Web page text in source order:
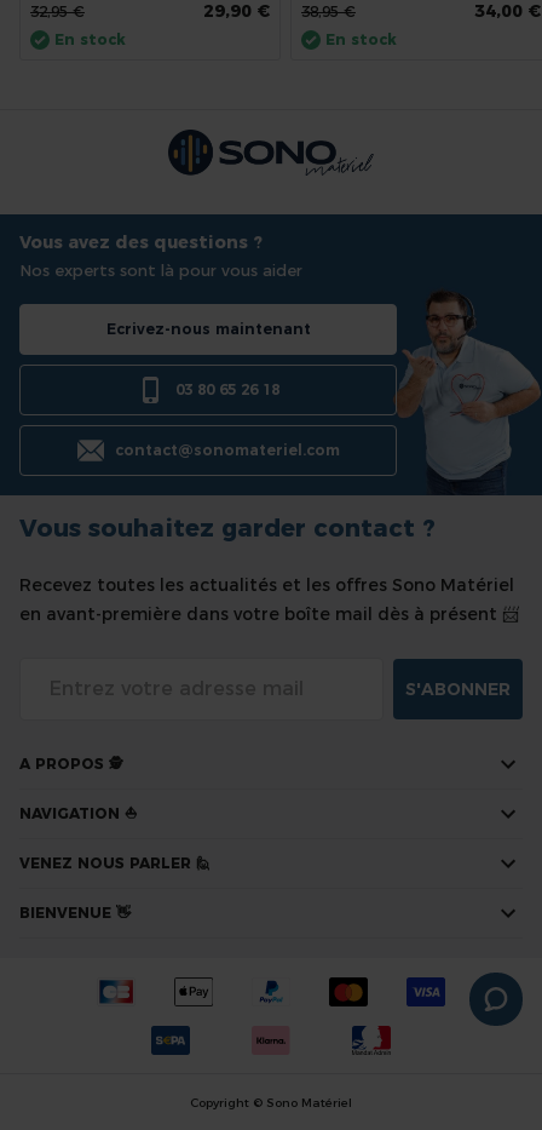
29,90 €
32,95 €
En stock
34,00 €
38,95 €
En stock
Vous avez des questions ?
Nos experts sont là pour vous aider
Ecrivez-nous maintenant
03 80 65 26 18
contact@sonomateriel.com
Vous souhaitez garder contact ?
Recevez toutes les actualités et les offres Sono Matériel
en avant-première dans votre boîte mail dès à présent 📨
S'ABONNER
A PROPOS 🕵
NAVIGATION ⛵
VENEZ NOUS PARLER 🙋
BIENVENUE 👋
Copyright © Sono Matériel